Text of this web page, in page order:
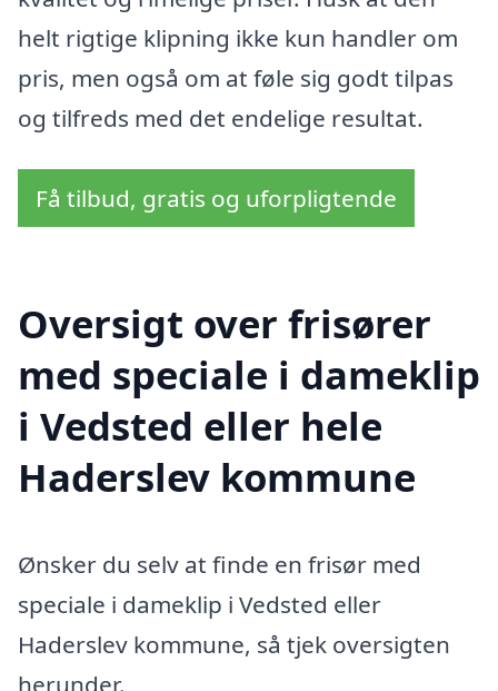
helt rigtige klipning ikke kun handler om
pris, men også om at føle sig godt tilpas
og tilfreds med det endelige resultat.
Få tilbud, gratis og uforpligtende
Oversigt over frisører
med speciale i dameklip
i Vedsted eller hele
Haderslev kommune
Ønsker du selv at finde en frisør med
speciale i dameklip i Vedsted eller
Haderslev kommune, så tjek oversigten
herunder.